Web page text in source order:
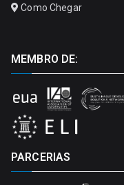
Como Chegar
MEMBRO DE:
PARCERIAS